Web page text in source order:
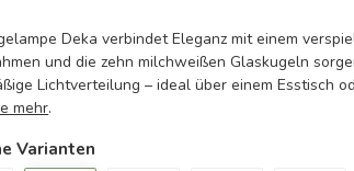
Deka verbindet Eleganz mit einem
und die zehn milchweißen Glaskugeln
Lichtverteilung – ideal über einem Esstisch
mehr.
Varianten